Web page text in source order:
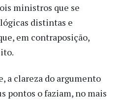
ministros que se
distintas e
em contraposição,
a clareza do argumento
pontos o faziam, no mais